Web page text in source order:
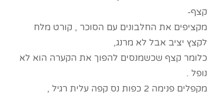
קצף-
מקציפים את החלבונים עם הסוכר , קורט מלח
לקצץ יציב אבל לא מרנג,
כלומר קצף שכשמנסים להפוך את הקערה הוא לא
נופל .
מקפלים פנימה 2 כפות נס קפה עלית רגיל ,